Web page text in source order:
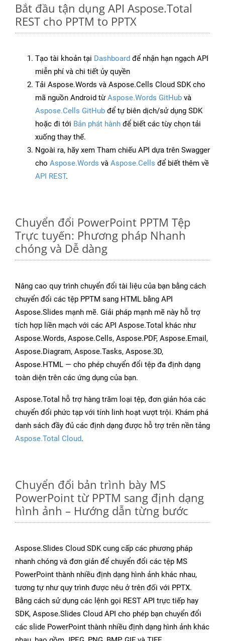
Bắt đầu tận dụng API Aspose.Total
REST cho PPTM to PPTX
Tạo tài khoản tại Dashboard để nhận hạn ngạch API
miễn phí và chi tiết ủy quyền
Tải Aspose.Words và Aspose.Cells Cloud SDK cho
mã nguồn Android từAspose.Words GitHub và
Aspose.Cells GitHub để tự biên dịch/sử dụng SDK
hoặc đi tới Bản phát hành để biết các tùy chọn tải
xuống thay thế.
Ngoài ra, hãy xem Tham chiếu API dựa trên Swagger
cho Aspose.Words và Aspose.Cells để biết thêm về
API REST.
Chuyển đổi PowerPoint PPTM Tệp
Trực tuyến: Phương pháp Nhanh
chóng và Dễ dàng
Nâng cao quy trình chuyển đổi tài liệu của bạn bằng cách
chuyển đổi các tệp PPTM sang HTML bằng API
Aspose.Slides mạnh mẽ. Giải pháp mạnh mẽ này hỗ trợ
tích hợp liền mạch với các API Aspose.Total khác như
Aspose.Words, Aspose.Cells, Aspose.PDF, Aspose.Email,
Aspose.Diagram, Aspose.Tasks, Aspose.3D,
Aspose.HTML — cho phép chuyển đổi tệp đa định dạng
toàn diện trên các ứng dụng của bạn.
Aspose.Total hỗ trợ hàng trăm loại tệp, đơn giản hóa các
chuyển đổi phức tạp với tính linh hoạt vượt trội. Khám phá
danh sách đầy đủ các định dạng được hỗ trợ trên nền tảng
Aspose.Total Cloud.
Chuyển đổi bản trình bày MS
PowerPoint từ PPTM sang định dạng
hình ảnh – Hướng dẫn từng bước
Aspose.Slides Cloud SDK cung cấp các phương pháp
nhanh chóng và đơn giản để chuyển đổi các tệp MS
PowerPoint thành nhiều định dạng hình ảnh khác nhau,
tương tự như quy trình được nêu ở trên đối với PPTX.
Bằng cách sử dụng các lệnh gọi REST API trực tiếp hay
SDK, Aspose.Slides Cloud API cho phép bạn chuyển đổi
các slide PowerPoint thành nhiều định dạng hình ảnh khác